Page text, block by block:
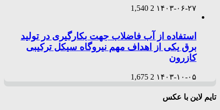
۱۴۰۳-۰۶-۲۷ 2
1,540
استفاده از آب فاضلاب جهت بکارگیری در تولید
برق یکی از اهداف مهم نیروگاه سیکل ترکیبی
کازرون
۱۴۰۳-۱۰-۰۵ 2
1,675
تایم لاین با عکس